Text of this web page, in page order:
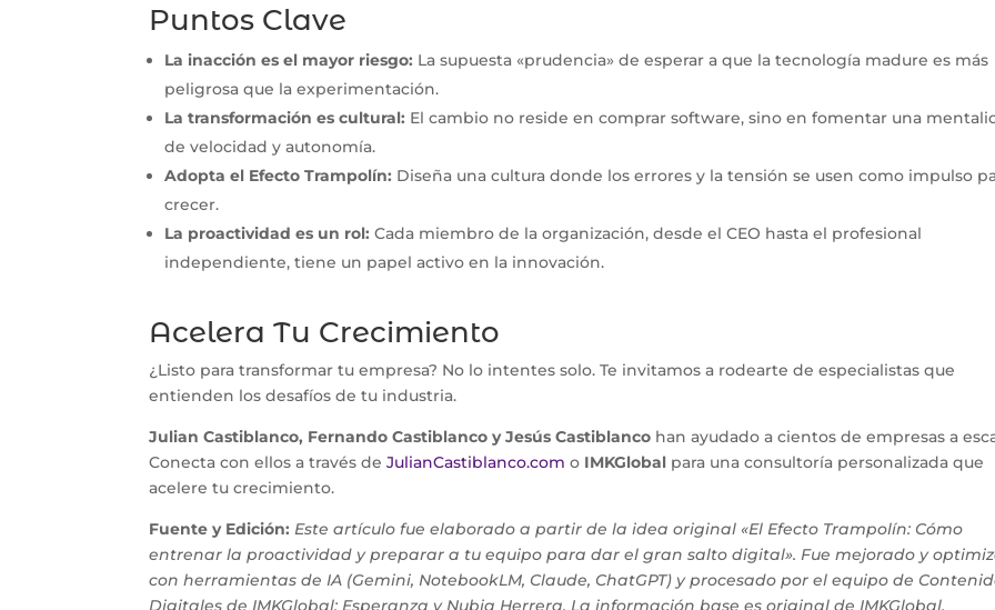
Puntos Clave
La inacción es el mayor riesgo: La supuesta «prudencia» de esperar a que la tecnología madure es más
peligrosa que la experimentación.
La transformación es cultural: El cambio no reside en comprar software, sino en fomentar una
de velocidad y autonomía.
Adopta el Efecto Trampolín: Diseña una cultura donde los errores y la tensión se usen como impulso
crecer.
La proactividad es un rol: Cada miembro de la organización, desde el CEO hasta el profesional
independiente, tiene un papel activo en la innovación.
Acelera Tu Crecimiento
¿Listo para transformar tu empresa? No lo intentes solo. Te invitamos a rodearte de especialistas que
entienden los desafíos de tu industria.
Julian Castiblanco, Fernando Castiblanco y Jesús Castiblanco han ayudado a cientos de empresas a
Conecta con ellos a través deJulianCastiblanco.com o IMKGlobal para una consultoría personalizada que
acelere tu crecimiento.
Fuente y Edición: Este artículo fue elaborado a partir de la idea original «El Efecto Trampolín: Cómo
entrenar la proactividad y preparar a tu equipo para dar el gran salto digital». Fue mejorado y
con herramientas de IA (Gemini, NotebookLM, Claude, ChatGPT) y procesado por el equipo de
Digitales de IMKGlobal: Esperanza y Nubia Herrera. La información base es original de IMKGlobal.